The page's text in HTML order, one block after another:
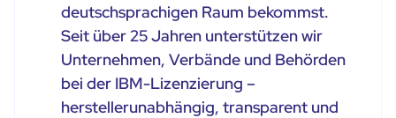
deutschsprachigen Raum bekommst.
Seit über 25 Jahren unterstützen wir
Unternehmen, Verbände und Behörden
bei der IBM-Lizenzierung –
herstellerunabhängig, transparent und